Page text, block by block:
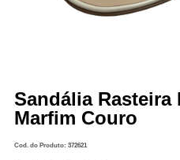
Sandália Rasteira
Marfim Couro
Cod. do Produto: 372621